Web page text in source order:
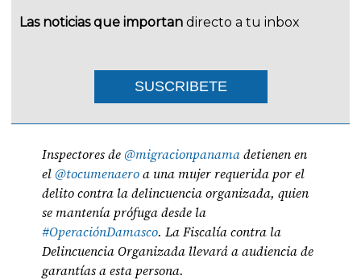
Las noticias que importan directo a tu inbox
SUSCRIBETE
Inspectores de @migracionpanamadetienen en
el @tocumenaeroa una mujer requerida por el
delito contra la delincuencia organizada, quien
se mantenía prófuga desde la
#OperaciónDamasco. La Fiscalía contra la
Delincuencia Organizada llevará a audiencia de
garantías a esta persona.